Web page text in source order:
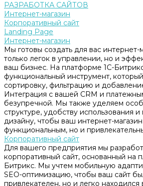
РАЗРАБОТКА САЙТОВ
Интернет-магазин
Корпоративный сайт
Landing Page
Интернет-магазин
Мы готовы создать для вас интернет-
только легок в управлении, но и
ваш бизнес. На платформе 1С-
функциональный инструмент,
сортировку, фильтрацию и
Интеграция с вашей CRM и
безупречной. Мы также уделяем
структуре, удобству использования
дизайну, чтобы ваш интернет-
функциональным, но и
Корпоративный сайт
Для вашего предприятия мы
корпоративный сайт, основанный на
Битрикс. Мы учтем мобильную
SEO-оптимизацию, чтобы ваш сайт
привлекателен, но и легко находился